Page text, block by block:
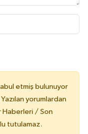
etmiş bulunuyor
yorumlardan
Haberleri / Son
tutulamaz.